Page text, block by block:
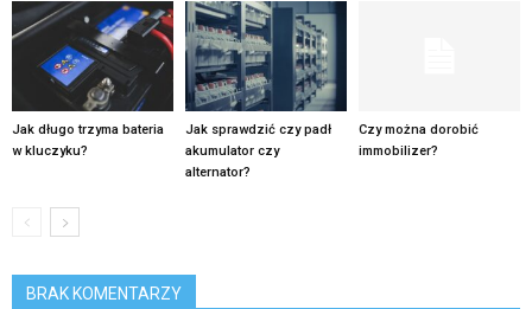
Jak długo trzyma bateria
w kluczyku?
Jak sprawdzić czy padł
akumulator czy
alternator?
Czy można dorobić
immobilizer?
BRAK KOMENTARZY